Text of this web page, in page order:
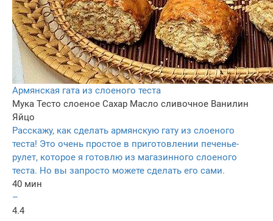
Армянская гата из слоеного теста
Мука Тесто слоеное Сахар Масло сливочное Ванилин
Яйцо
Расскажу, как сделать армянскую гату из слоеного
теста! Это очень простое в приготовлении печенье-
рулет, которое я готовлю из магазинного слоеного
теста. Но вы запросто можете сделать его сами.
40 мин
–
4.4